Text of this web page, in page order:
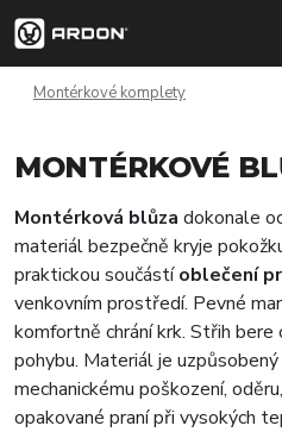
Montérkové komplety
MONTÉRKOVÉ
Montérková blůza dokonale
materiál bezpečně kryje
praktickou součástíoblečení
venkovním prostředí. Pevné
komfortně chrání krk. Střih
pohybu. Materiál je
mechanickému poškození,
opakované praní při vysokých